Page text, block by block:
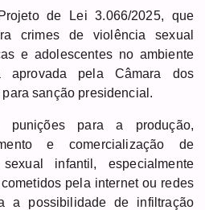
de Lei 3.066/2025, que
crimes de violência sexual
e adolescentes no ambiente
aprovada pela Câmara dos
sanção presidencial.
para a produção,
e comercialização de
infantil, especialmente
pela internet ou redes
a possibilidade de infiltração